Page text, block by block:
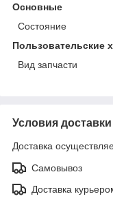
Основные
Состояние
Пользовательские
Вид запчасти
Условия доставки
Доставка
Самовывоз
Доставка